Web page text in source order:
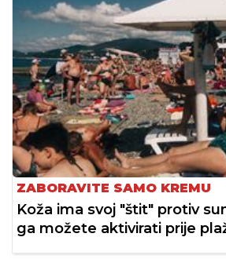
ZABORAVITE SAMO KREMU
Koža ima svoj "štit" protiv
ga možete aktivirati prije